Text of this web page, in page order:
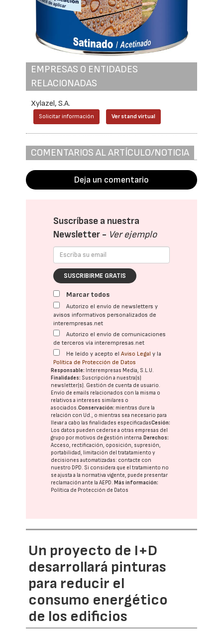
EMPRESAS O ENTIDADES
RELACIONADAS
Xylazel, S.A.
Solicitar información Ver stand virtual
COMENTARIOS AL ARTÍCULO/NOTICIA
Deja un comentario
Suscríbase a nuestra
Newsletter - Ver ejemplo
SUSCRIBIRME GRATIS
Marcar todos
Autorizo el envío de newsletters y
avisos informativos personalizados de
interempresas.net
Autorizo el envío de comunicaciones
de terceros vía interempresas.net
He leído y acepto elAviso Legal y la
Política de Protección de Datos
Responsable: Interempresas Media, S.L.U.
Finalidades: Suscripción a nuestra(s)
newsletter(s). Gestión de cuenta de usuario.
Envío de emails relacionados con la misma o
relativos a intereses similares o
asociados.Conservación: mientras dure la
relación con Ud., o mientras sea necesario para
llevar a cabo las finalidades especificadasCesión:
Los datos pueden cederse a otras empresas del
grupo por motivos de gestión interna.Derechos:
Acceso, rectificación, oposición, supresión,
portabilidad, limitación del tratatamiento y
decisiones automatizadas: contacte con
nuestro DPD. Si considera que el tratamiento no
se ajusta a la normativa vigente, puede presentar
reclamación ante laAEPD.Más información:
Política de Protección de Datos
Un proyecto de I+D
desarrollará pinturas
para reducir el
consumo energético
de los edificios